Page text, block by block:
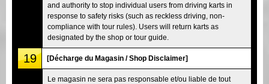
and authority to stop individual users from driving karts in
response to safety risks (such as reckless driving, non-
compliance with tour rules). Users will return karts as
designated by the shop or tour guide.
19 [Décharge du Magasin / Shop Disclaimer]
Le magasin ne sera pas responsable et/ou liable de tout